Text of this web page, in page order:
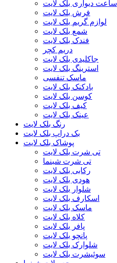
ساعت دیواری بلک لایت
فرش بلک لایت
لوازم گریم بلک لایت
شمع بلک لایت
فندک بلک لایت
دریم کچر
جاکلیدی بلک لایت
استرینگ بلک لایت
ماسک تنفسی
بادکنک بلک لایت
کوسن بلک لایت
کیف بلک لایت
عینک بلک لایت
رنگ بلک لایت
بک دراپ بلک لایت
پوشاک بلک لایت
تی شرت بلک لایت
تی شرت شبنما
رکابی بلک لایت
هودی بلک لایت
شلوار بلک لایت
اسکارف بلک لایت
ماسک بلک لایت
کلاه بلک لایت
پافر بلک لایت
پانچو بلک لایت
شلوارک بلک لایت
سوئیشرت بلک لایت